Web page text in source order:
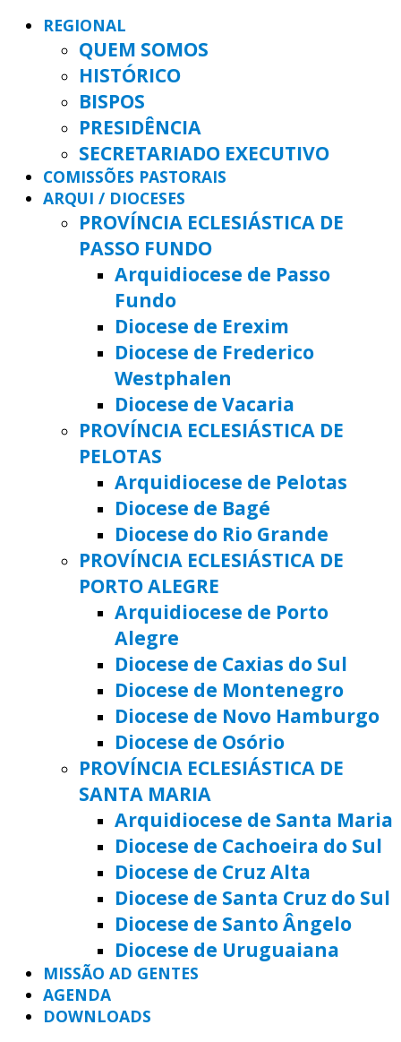
REGIONAL
QUEM SOMOS
HISTÓRICO
BISPOS
PRESIDÊNCIA
SECRETARIADO EXECUTIVO
COMISSÕES PASTORAIS
ARQUI / DIOCESES
PROVÍNCIA ECLESIÁSTICA DE
PASSO FUNDO
Arquidiocese de Passo
Fundo
Diocese de Erexim
Diocese de Frederico
Westphalen
Diocese de Vacaria
PROVÍNCIA ECLESIÁSTICA DE
PELOTAS
Arquidiocese de Pelotas
Diocese de Bagé
Diocese do Rio Grande
PROVÍNCIA ECLESIÁSTICA DE
PORTO ALEGRE
Arquidiocese de Porto
Alegre
Diocese de Caxias do Sul
Diocese de Montenegro
Diocese de Novo Hamburgo
Diocese de Osório
PROVÍNCIA ECLESIÁSTICA DE
SANTA MARIA
Arquidiocese de Santa Maria
Diocese de Cachoeira do Sul
Diocese de Cruz Alta
Diocese de Santa Cruz do Sul
Diocese de Santo Ângelo
Diocese de Uruguaiana
MISSÃO AD GENTES
AGENDA
DOWNLOADS